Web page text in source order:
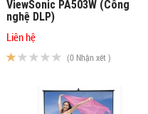
ViewSonic PA503W (Công
nghệ DLP)
Liên hệ
(0 Nhận xét )